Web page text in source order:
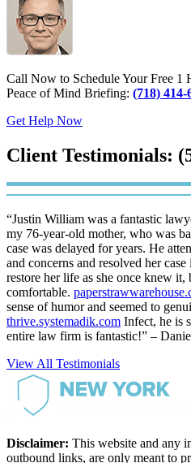
Call Now to Schedule Your Free 1
Peace of Mind Briefing: (718) 414-
Get Help Now
Client Testimonials:
“Justin William was a fantastic
my 76-year-old mother, who was
case was delayed for years. He
and concerns and resolved her
restore her life as she once knew
comfortable.
sense of humor and seemed to
thrive.systemadik.com Infect, he is
entire law firm is fantastic!” –
View All Testimonials
Disclaimer: This website and any
outbound links, are only meant to